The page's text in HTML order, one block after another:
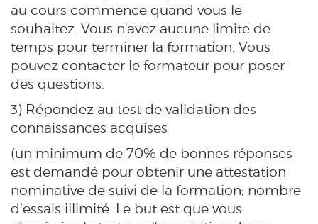
au cours commence quand vous le
souhaitez. Vous n'avez aucune limite de
temps pour terminer la formation. Vous
pouvez contacter le formateur pour poser
des questions.
3) Répondez au test de validation des
connaissances acquises
(un minimum de 70% de bonnes réponses
est demandé pour obtenir une attestation
nominative de suivi de la formation; nombre
d’essais illimité. Le but est que vous